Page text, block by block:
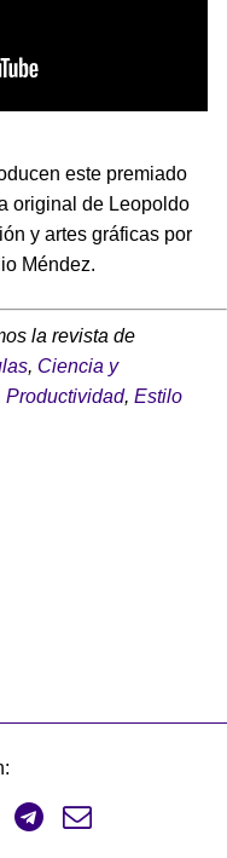
este premiado
original de Leopoldo
y artes gráficas por
Méndez.
la revista de
, Ciencia y
Productividad, Estilo
 